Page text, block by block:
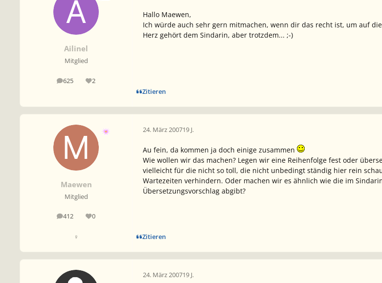
Ailinel
Mitglied
625
Beiträge 2
Reputation
Hallo Maewen,
Ich würde auch sehr gern mitmachen, wenn dir das recht ist, um auf
Herz gehört dem Sindarin, aber trotzdem... ;-)
Zitieren
Maewen
Mitglied
412
Beiträge 0
Reputation
♀
24. März 200719 J.
Au fein, da kommen ja doch einige zusammen
Wie wollen wir das machen? Legen wir eine Reihenfolge fest oder
vielleicht für die nicht so toll, die nicht unbedingt ständig hier rein
Wartezeiten verhindern. Oder machen wir es ähnlich wie die im
Übersetzungsvorschlag abgibt?
Zitieren
24. März 200719 J.